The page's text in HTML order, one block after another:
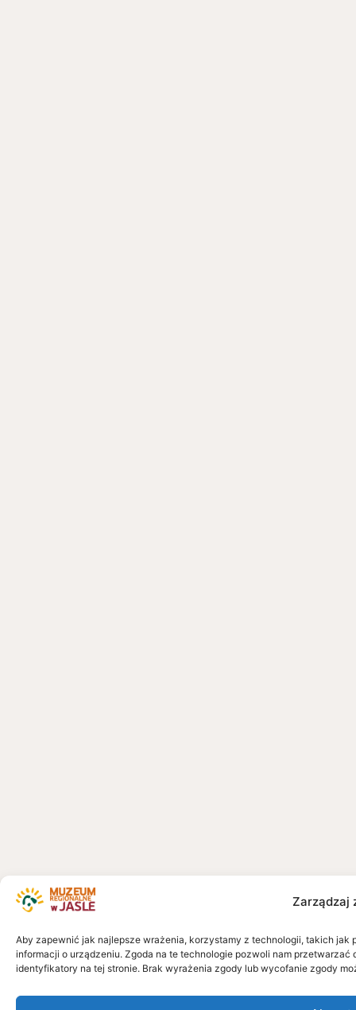
Zarządzaj
Aby zapewnić jak najlepsze wrażenia, korzystamy z technologii, takich
informacji o urządzeniu. Zgoda na te technologie pozwoli nam
identyfikatory na tej stronie. Brak wyrażenia zgody lub wycofanie zgody